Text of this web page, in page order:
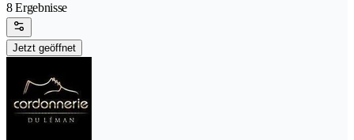
8 Ergebnisse
Jetzt geöffnet